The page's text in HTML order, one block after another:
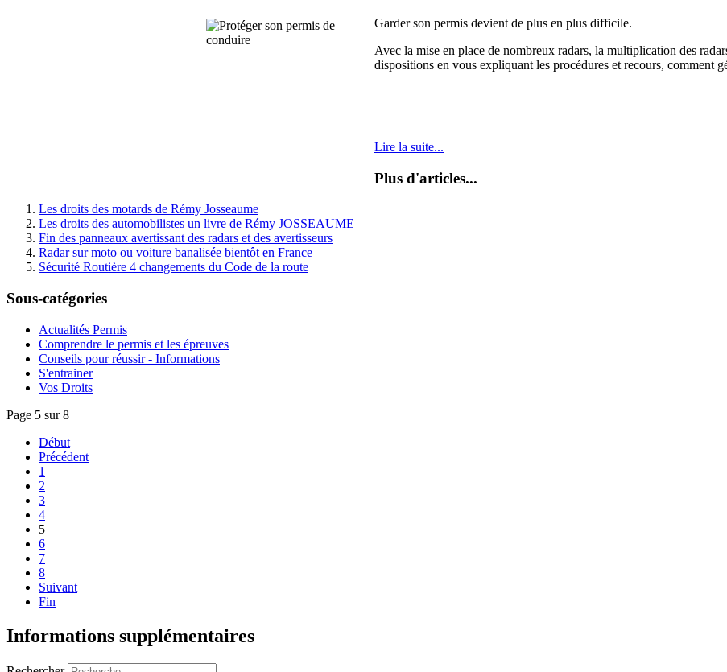
Garder son permis devient de plus en plus difficile.
Avec la mise en place de nombreux radars, la multiplication des
dispositions en vous expliquant les procédures et recours, comment
Lire la suite...
Plus d'articles...
Les droits des motards de Rémy Josseaume
Les droits des automobilistes un livre de Rémy JOSSEAUME
Fin des panneaux avertissant des radars et des avertisseurs
Radar sur moto ou voiture banalisée bientôt en France
Sécurité Routière 4 changements du Code de la route
Sous-catégories
Actualités Permis
Comprendre le permis et les épreuves
Conseils pour réussir - Informations
S'entrainer
Vos Droits
Page 5 sur 8
Début
Précédent
1
2
3
4
5
6
7
8
Suivant
Fin
Informations supplémentaires